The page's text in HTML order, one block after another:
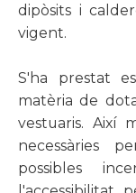
dipòsits i
vigent.
S'ha prestat
matèria de
vestuaris. Així
necessàries
possibles